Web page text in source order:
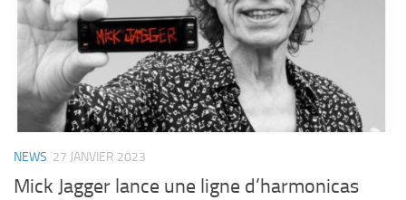
NEWS 27 JANVIER 2023
Mick Jagger lance une ligne d’harmonicas